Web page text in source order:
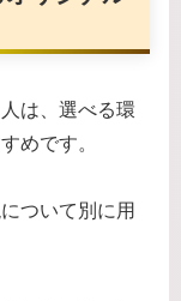
は、選べる環
めです。
ついて別に用